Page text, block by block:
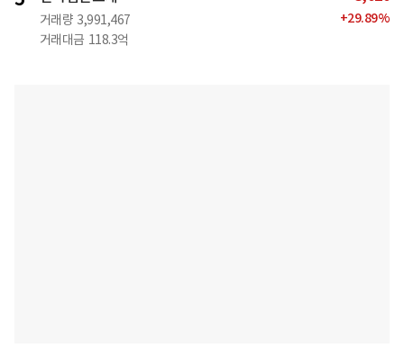
거래량 3,991,467
거래대금 118.3억
+29.89%